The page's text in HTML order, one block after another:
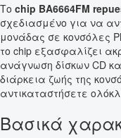
Το chip BA6664FM
σχεδιασμένο για να
μονάδας σε κονσόλες
το chip εξασφαλίζει
ανάγνωση δίσκων CD
διάρκεια ζωής της
αντικαταστήσετε
Βασικά